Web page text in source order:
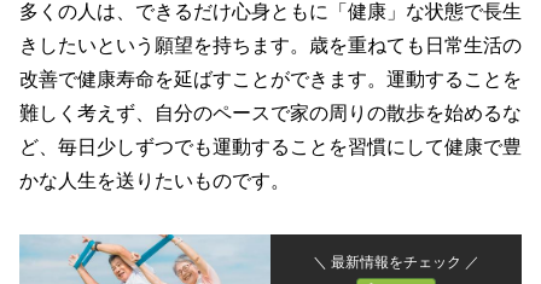
多くの人は、できるだけ心身ともに「健康」な状態で長生
きしたいという願望を持ちます。歳を重ねても日常生活の
改善で健康寿命を延ばすことができます。運動することを
難しく考えず、自分のペースで家の周りの散歩を始めるな
ど、毎日少しずつでも運動することを習慣にして健康で豊
かな人生を送りたいものです。
＼ 最新情報をチェック ／